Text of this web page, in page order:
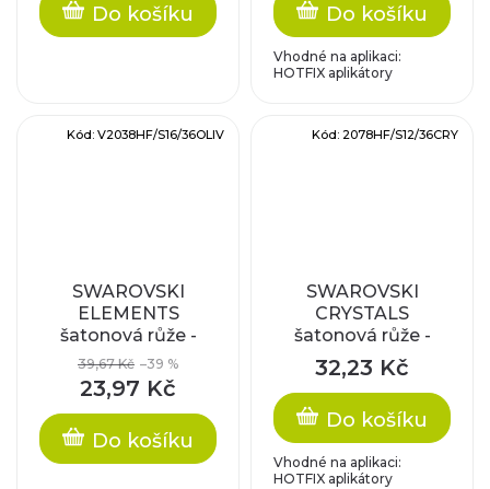
Do košíku Do košíku
Vhodné na aplikaci:
HOTFIX aplikátory
SWAROVSKI
ELEMENTS
šatonová růže -
nažehlovací (s
vrstvou lepidla),
olivine, SS16
39,67 Kč –39 %
23,97 Kč
Do košíku
Kód: V2038HF/S16/36OLIV
SWAROVSKI
CRYSTALS
šatonová růže -
nažehlovací (s
vrstvou lepidla),
crystal, SS12
32,23 Kč
Do košíku
Vhodné na aplikaci:
HOTFIX aplikátory
Kód: 2078HF/S12/36CRY